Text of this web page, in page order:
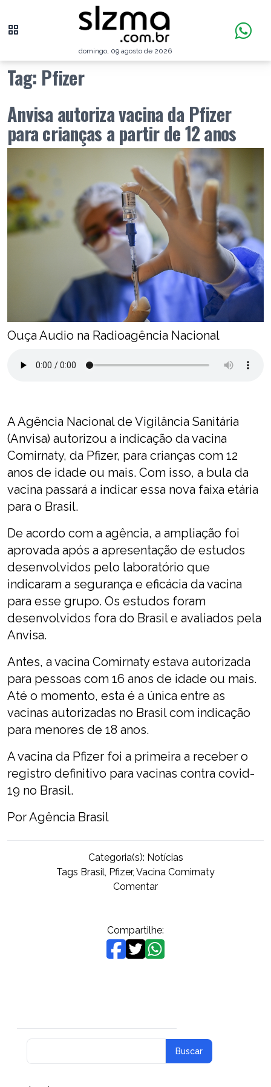
domingo, 09 agosto de 2026
Tag: Pfizer
Anvisa autoriza vacina da Pfizer
para crianças a partir de 12 anos
Ouça Audio na Radioagência Nacional
A Agência Nacional de Vigilância Sanitária
(Anvisa) autorizou a indicação da vacina
Comirnaty, da Pfizer, para crianças com 12
anos de idade ou mais. Com isso, a bula da
vacina passará a indicar essa nova faixa etária
para o Brasil.
De acordo com a agência, a ampliação foi
aprovada após a apresentação de estudos
desenvolvidos pelo laboratório que
indicaram a segurança e eficácia da vacina
para esse grupo. Os estudos foram
desenvolvidos fora do Brasil e avaliados pela
Anvisa.
Antes, a vacina Comirnaty estava autorizada
para pessoas com 16 anos de idade ou mais.
Até o momento, esta é a única entre as
vacinas autorizadas no Brasil com indicação
para menores de 18 anos.
A vacina da Pfizer foi a primeira a receber o
registro definitivo para vacinas contra covid-
19 no Brasil.
Por Agência Brasil
Categoria(s): Notícias
Tags Brasil, Pfizer, Vacina Comirnaty
Comentaron
vacina
da
Pfizer
de
anos
Compartilhe: